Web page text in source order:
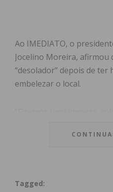
Ao IMEDIATO, o
Jocelino Moreira,
“desolador” depois de
embelezar o local.
andamos à procura de
Tagged: